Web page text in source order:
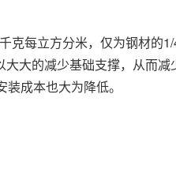
每立方分米，仅为钢材的
大的减少基础支撑，从而减
成本也大为降低。